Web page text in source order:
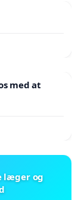
med at
læger og